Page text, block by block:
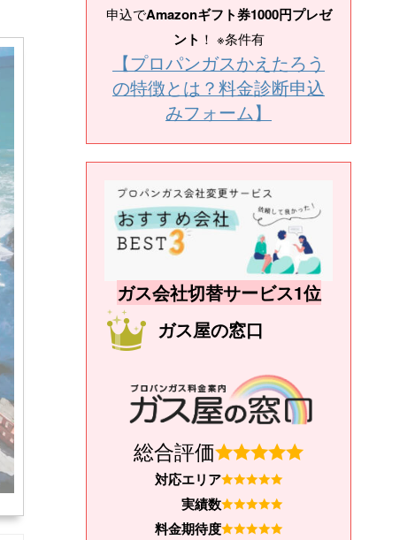
申込でAmazonギフト券1000円プレゼ
ント ！ ※条件有
【プロパンガスかえたろう
の特徴とは？料金診断申込
みフォーム】
ガス会社切替サービス1位
ガス屋の窓口
総合評価
対応エリア
実績数
料金期待度